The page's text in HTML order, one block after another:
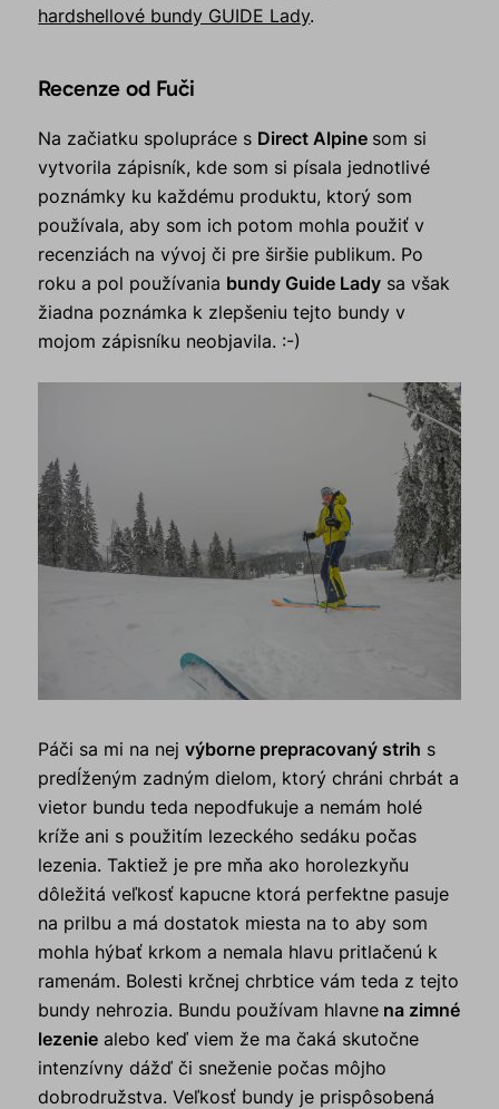
hardshellové bundy GUIDE Lady.
Recenze od Fuči
Na začiatku spolupráce s Direct Alpine som si
vytvorila zápisník, kde som si písala jednotlivé
poznámky ku každému produktu, ktorý som
používala, aby som ich potom mohla použiť v
recenziách na vývoj či pre širšie publikum. Po
roku a pol používania bundy Guide Lady sa však
žiadna poznámka k zlepšeniu tejto bundy v
mojom zápisníku neobjavila. :-)
Páči sa mi na nejvýborne prepracovaný strih s
predĺženým zadným dielom, ktorý chráni chrbát a
vietor bundu teda nepodfukuje a nemám holé
kríže ani s použitím lezeckého sedáku počas
lezenia. Taktiež je pre mňa ako horolezkyňu
dôležitá veľkosť kapucne ktorá perfektne pasuje
na prilbu a má dostatok miesta na to aby som
mohla hýbať krkom a nemala hlavu pritlačenú k
ramenám. Bolesti krčnej chrbtice vám teda z tejto
bundy nehrozia. Bundu používam hlavne na zimné
lezenie alebo keď viem že ma čaká skutočne
intenzívny dážď či sneženie počas môjho
dobrodružstva. Veľkosť bundy je prispôsobená